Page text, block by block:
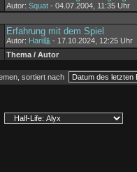
Autor: Squat - 04.07.2004, 11:35 Uhr
Erfahrung mit dem Spiel
Autor: Hari龜 - 17.10.2024, 12:25 Uhr
Thema / Autor
sortiert nach